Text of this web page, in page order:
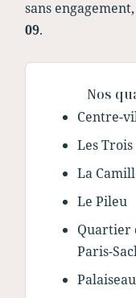
sans
09.
Nos
Centre-
Les
La
Le Pileu
Quartier
Paris-